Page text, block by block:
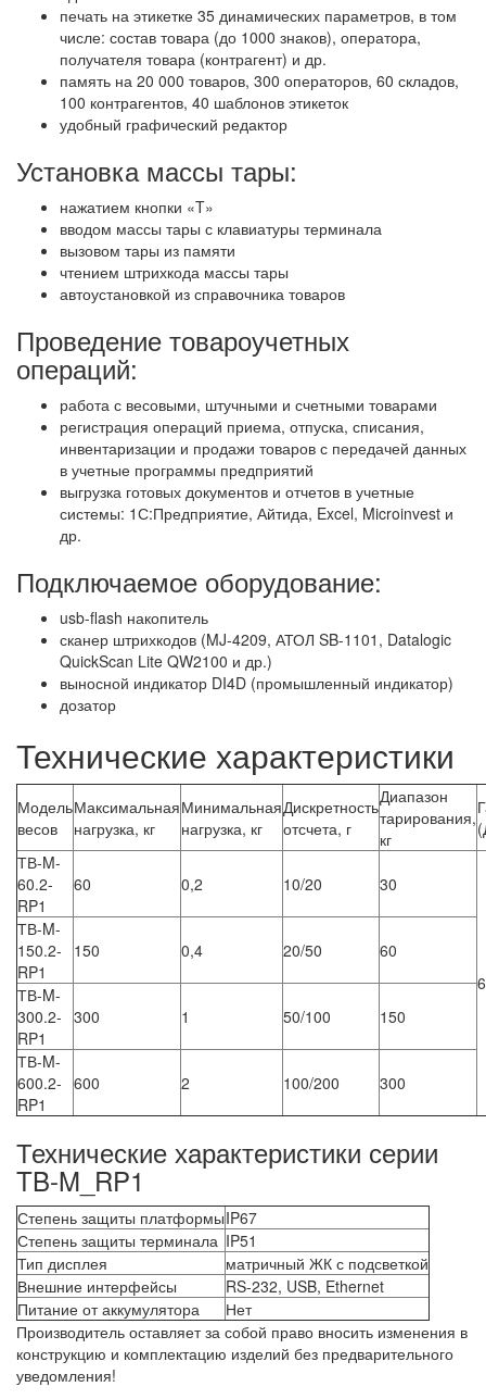
печать на этикетке 35 динамических параметров, в том
числе: состав товара (до 1000 знаков), оператора,
получателя товара (контрагент) и др.
память на 20 000 товаров, 300 операторов, 60 складов,
100 контрагентов, 40 шаблонов этикеток
удобный графический редактор
Установка массы тары:
нажатием кнопки «T»
вводом массы тары с клавиатуры терминала
вызовом тары из памяти
чтением штрихкода массы тары
автоустановкой из справочника товаров
Проведение товароучетных
операций:
работа с весовыми, штучными и счетными товарами
регистрация операций приема, отпуска, списания,
инвентаризации и продажи товаров с передачей данных
в учетные программы предприятий
выгрузка готовых документов и отчетов в учетные
системы: 1С:Предприятие, Айтида, Excel, Microinvest и
др.
Подключаемое оборудование:
usb-flash накопитель
сканер штрихкодов (MJ-4209, АТОЛ SB-1101, Datalogic
QuickScan Lite QW2100 и др.)
выносной индикатор DI4D (промышленный индикатор)
дозатор
Технические характеристики
Модель
весов
Максимальная
нагрузка, кг
Минимальная
нагрузка, кг
Дискретность
отсчета, г
Диапазон
тарирования,
кг
ТВ-M-
60.2-
RP1
60 0,2 10/20 30
ТВ-M-
150.2-
RP1
150 0,4 20/50 60
ТВ-M-
300.2-
RP1
300 1 50/100 150
ТВ-M-
600.2-
RP1
600 2 100/200 300
Технические характеристики серии
TB-M_RP1
Степень защиты платформыIP67
Степень защиты терминала IP51
Тип дисплея
матричный ЖК с подсветкой
Внешние интерфейсы
RS-232, USB, Ethernet
Питание от аккумулятора
Нет
Производитель оставляет за собой право вносить изменения в
конструкцию и комплектацию изделий без предварительного
уведомления!